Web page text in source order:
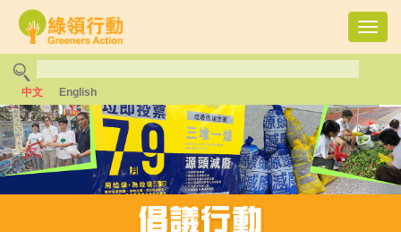
中文 English